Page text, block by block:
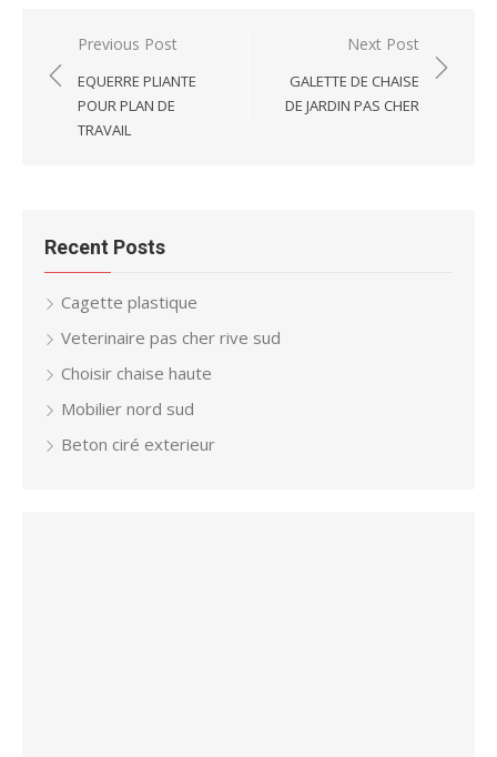
Post
navigation
Previous Post
EQUERRE PLIANTE
POUR PLAN DE
TRAVAIL
Next Post
GALETTE DE CHAISE
DE JARDIN PAS CHER
Recent Posts
Cagette plastique
Veterinaire pas cher rive sud
Choisir chaise haute
Mobilier nord sud
Beton ciré exterieur